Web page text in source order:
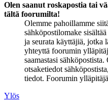
Olen saanut roskapostia tai
tältä foorumilta!
Olemme pahoillamme
sähköpostilomake
ja seurata käyttäjiä, jotka
yhteyttä foorumin
saamastasi
otsaketiedot
tiedot. Foorumin
Ylös